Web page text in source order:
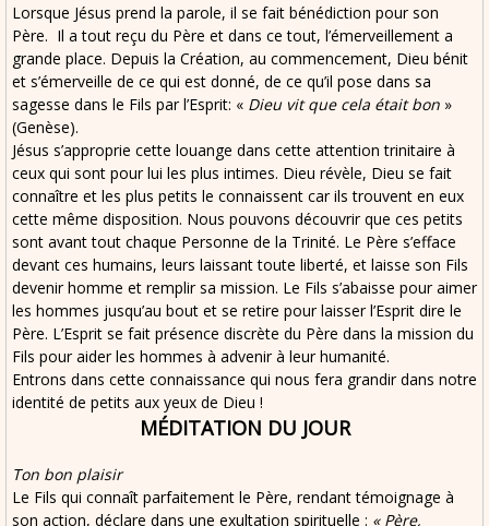
Lorsque Jésus prend la parole, il se fait bénédiction pour son
Père. Il a tout reçu du Père et dans ce tout, l’émerveillement a
grande place. Depuis la Création, au commencement, Dieu bénit
et s’émerveille de ce qui est donné, de ce qu’il pose dans sa
sagesse dans le Fils par l’Esprit: « Dieu vit que cela était bon »
(Genèse).
Jésus s’approprie cette louange dans cette attention trinitaire à
ceux qui sont pour lui les plus intimes. Dieu révèle, Dieu se fait
connaître et les plus petits le connaissent car ils trouvent en eux
cette même disposition. Nous pouvons découvrir que ces petits
sont avant tout chaque Personne de la Trinité. Le Père s’efface
devant ces humains, leurs laissant toute liberté, et laisse son Fils
devenir homme et remplir sa mission. Le Fils s’abaisse pour aimer
les hommes jusqu’au bout et se retire pour laisser l’Esprit dire le
Père. L’Esprit se fait présence discrète du Père dans la mission du
Fils pour aider les hommes à advenir à leur humanité.
Entrons dans cette connaissance qui nous fera grandir dans notre
identité de petits aux yeux de Dieu !
MÉDITATION DU JOUR
Ton bon plaisir
Le Fils qui connaît parfaitement le Père, rendant témoignage à
son action, déclare dans une exultation spirituelle : « Père,